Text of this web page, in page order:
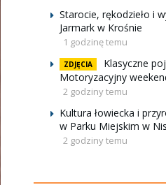
Starocie, rękodzieło i
Jarmark w Krośnie
1 godzinę temu
ZDJĘCIA
Klasyczne
Motoryzacyjny
2 godziny temu
Kultura łowiecka i
w Parku Miejskim w
2 godziny temu